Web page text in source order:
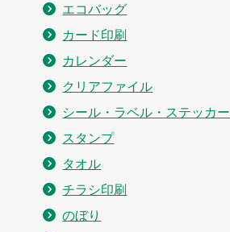
エコバッグ
カード印刷
カレンダー
クリアファイル
シール・ラベル・ステッカー
スタンプ
タオル
チラシ印刷
のぼり